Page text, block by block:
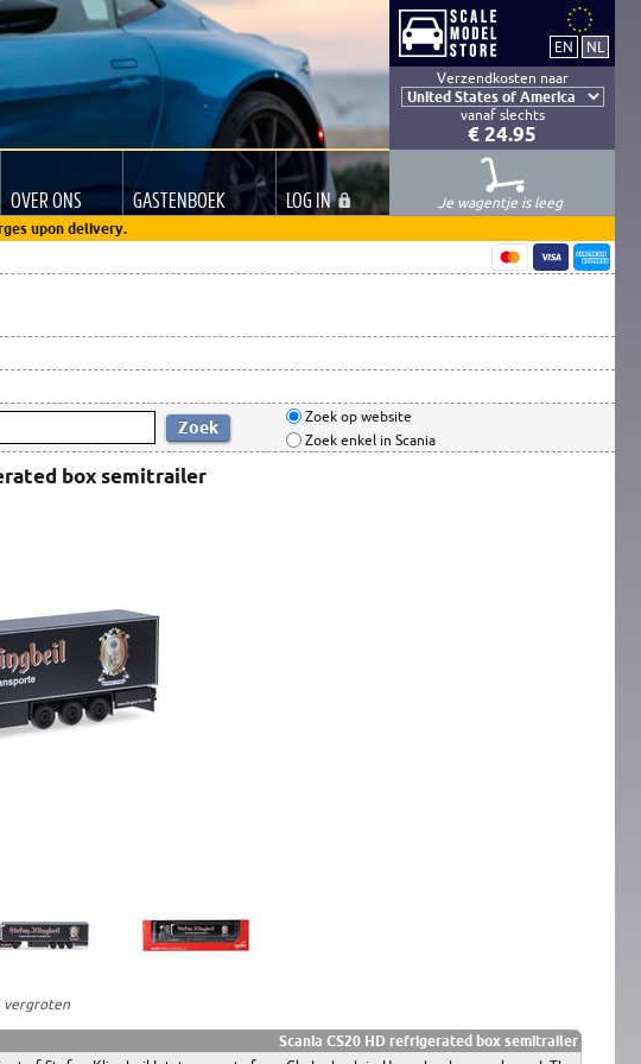
Verzendkosten naar
vanaf slechts
€ 24.95
OVER ONS GASTENBOEK LOGIN
Je wagentje is leeg
upon delivery.
Zoek op website
Zoek enkel in Scania
box semitrailer
vergroten
Scania CS20 HD refrigerated box semitrailer